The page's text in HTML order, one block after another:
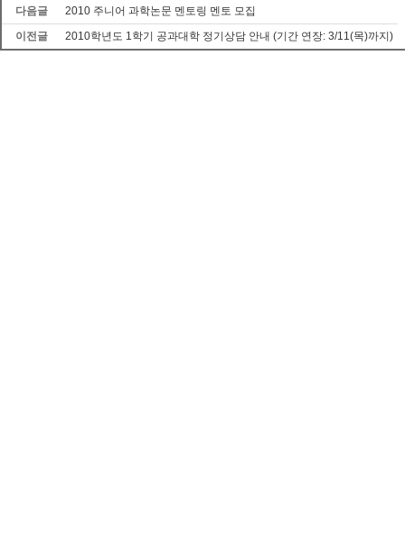
다음글
2010 주니어 과학논문 멘토링 멘토 모집
이전글
2010학년도 1학기 공과대학 정기상담 안내 (기간 연장: 3/11(목)까지)